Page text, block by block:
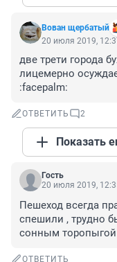
Вован щербатый
20 июля 2019,
две трети города
лицемерно
:facepalm:
ОТВЕТИТЬ 2
Показать
Гость
20 июля 2019,
Пешеход всегда
спешили , трудно
сонным торопыгой
ОТВЕТИТЬ